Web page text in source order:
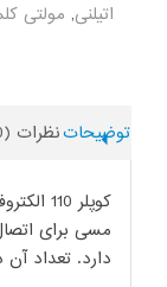
اتیلنی, مولتی
توضیحاتنظرات (0)
کوپلر
دارد. تعداد آن در هر